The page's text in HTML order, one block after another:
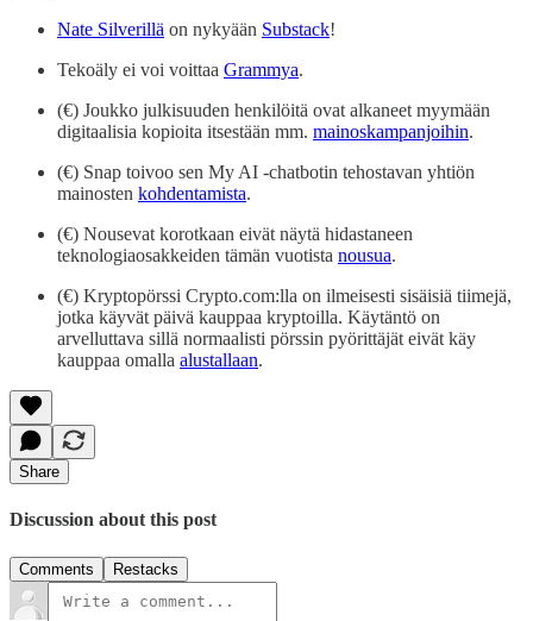
Nate Silverillä on nykyään Substack!
Tekoäly ei voi voittaa Grammya.
(€) Joukko julkisuuden henkilöitä ovat alkaneet myymään
digitaalisia kopioita itsestään mm. mainoskampanjoihin.
(€) Snap toivoo sen My AI -chatbotin tehostavan yhtiön
mainosten kohdentamista.
(€) Nousevat korotkaan eivät näytä hidastaneen
teknologiaosakkeiden tämän vuotista nousua.
(€) Kryptopörssi Crypto.com:lla on ilmeisesti sisäisiä tiimejä,
jotka käyvät päivä kauppaa kryptoilla. Käytäntö on
arvelluttava sillä normaalisti pörssin pyörittäjät eivät käy
kauppaa omalla alustallaan.
Share
Discussion about this post
Comments Restacks